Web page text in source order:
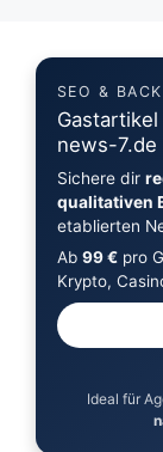
SEO &
Gastartikel
news-7.de
Sichere dir
qualitativen
etablierten
Ab 99 €pro
Krypto,
Ideal für